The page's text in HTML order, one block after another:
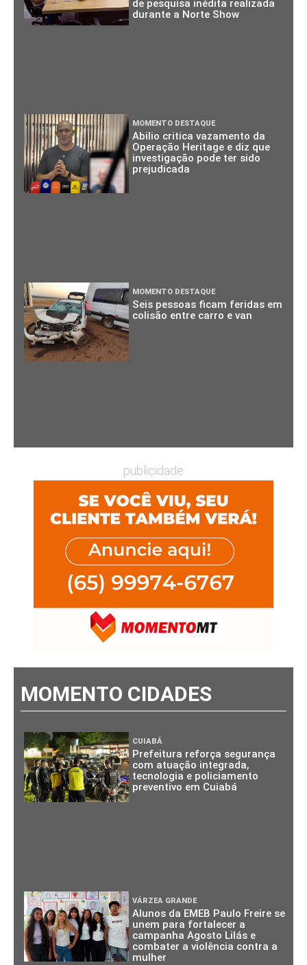
de pesquisa inédita realizada
durante a Norte Show
MOMENTO DESTAQUE
Abilio critica vazamento da
Operação Heritage e diz que
investigação pode ter sido
prejudicada
MOMENTO DESTAQUE
Seis pessoas ficam feridas em
colisão entre carro e van
publicidade
MOMENTO CIDADES
CUIABÁ
Prefeitura reforça segurança
com atuação integrada,
tecnologia e policiamento
preventivo em Cuiabá
VÁRZEA GRANDE
Alunos da EMEB Paulo Freire se
unem para fortalecer a
campanha Agosto Lilás e
combater a violência contra a
mulher